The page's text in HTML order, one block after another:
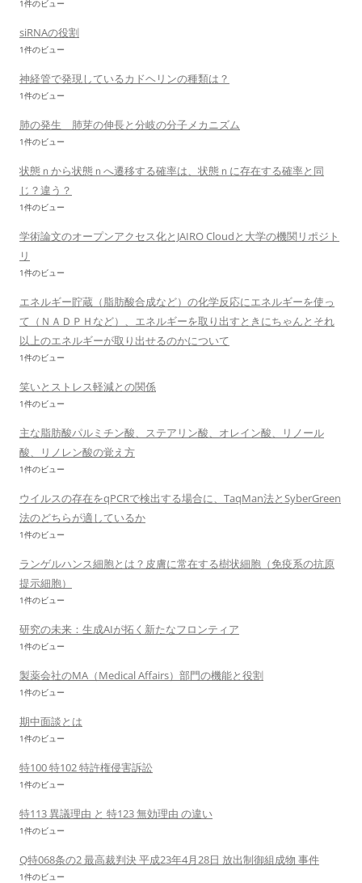
1件のビュー
siRNAの役割
1件のビュー
神経管で発現しているカドヘリンの種類は？
1件のビュー
肺の発生 肺芽の伸長と分岐の分子メカニズム
1件のビュー
状態ｎから状態ｎへ遷移する確率は、状態ｎに存在する確率と同
じ？違う？
1件のビュー
学術論文のオープンアクセス化とJAIRO Cloudと大学の機関リポジト
リ
1件のビュー
エネルギー貯蔵（脂肪酸合成など）の化学反応にエネルギーを使っ
て（ＮＡＤＰＨなど）、エネルギーを取り出すときにちゃんとそれ
以上のエネルギーが取り出せるのかについて
1件のビュー
笑いとストレス軽減との関係
1件のビュー
主な脂肪酸パルミチン酸、ステアリン酸、オレイン酸、リノール
酸、リノレン酸の覚え方
1件のビュー
ウイルスの存在をqPCRで検出する場合に、TaqMan法とSyberGreen
法のどちらが適しているか
1件のビュー
ランゲルハンス細胞とは？皮膚に常在する樹状細胞（免疫系の抗原
提示細胞）
1件のビュー
研究の未来：生成AIが拓く新たなフロンティア
1件のビュー
製薬会社のMA（Medical Affairs）部門の機能と役割
1件のビュー
期中面談とは
1件のビュー
特100 特102 特許権侵害訴訟
1件のビュー
特113 異議理由 と 特123 無効理由 の違い
1件のビュー
Q特068条の2 最高裁判決 平成23年4月28日 放出制御組成物 事件
1件のビュー